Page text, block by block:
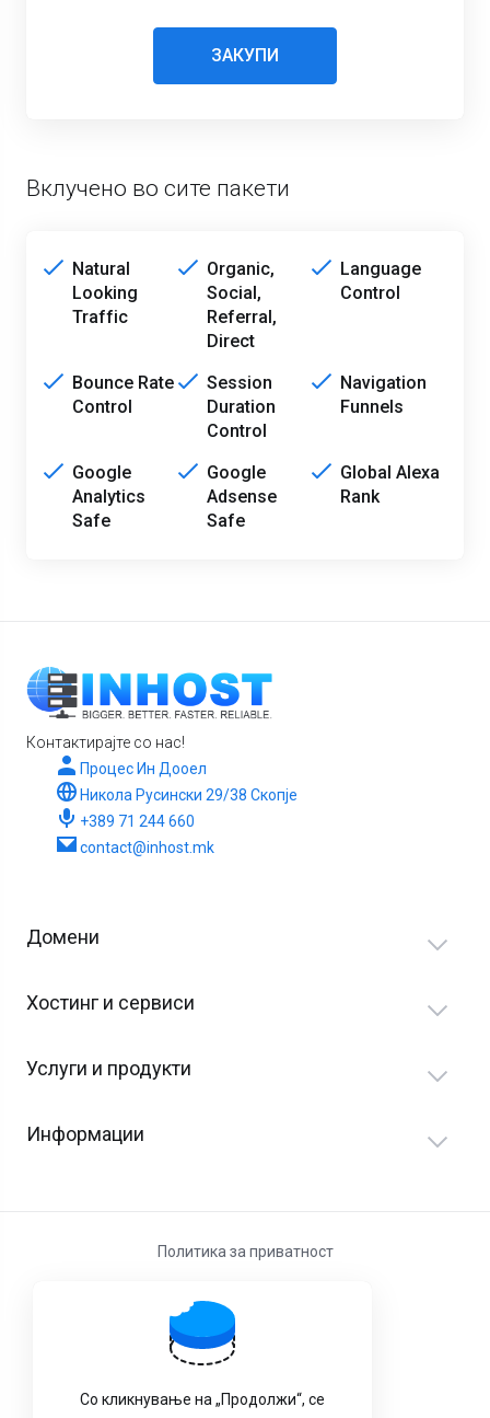
ЗАКУПИ
Вклучено во сите пакети
Natural
Looking
Traffic
Organic,
Social,
Referral,
Direct
Language
Control
Bounce Rate
Control
Session
Duration
Control
Navigation
Funnels
Google
Analytics
Safe
Google
Adsense
Safe
Global Alexa
Rank
Контактирајте со нас!
Процес Ин Дооел
Никола Русински 29/38 Скопје
+389 71 244 660
contact@inhost.mk
Домени
Хостинг и сервиси
Услуги и продукти
Информации
Политика за приватност
Со кликнување на „Продолжи“, се